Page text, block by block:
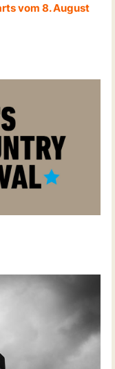
vom 8. August